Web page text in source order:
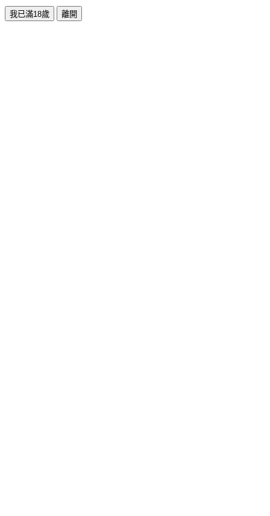
我已滿18歲 離開